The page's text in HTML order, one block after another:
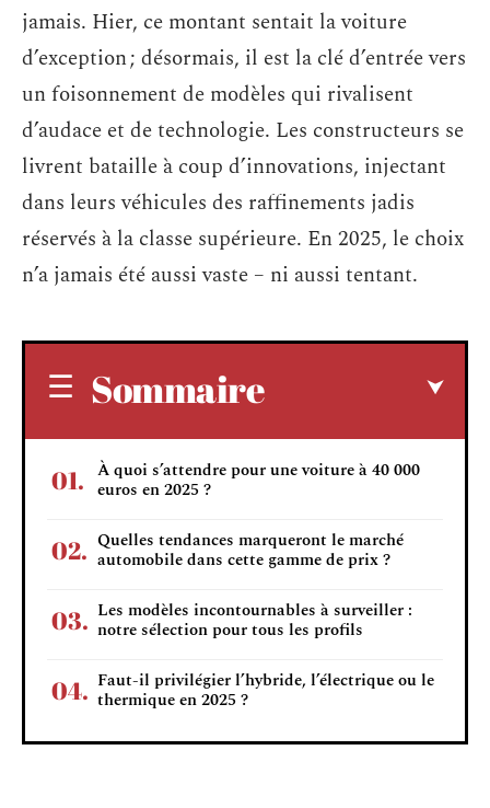
jamais. Hier, ce montant sentait la voiture
d’exception ; désormais, il est la clé d’entrée vers
un foisonnement de modèles qui rivalisent
d’audace et de technologie. Les constructeurs se
livrent bataille à coup d’innovations, injectant
dans leurs véhicules des raffinements jadis
réservés à la classe supérieure. En 2025, le choix
n’a jamais été aussi vaste – ni aussi tentant.
Sommaire
À quoi s’attendre pour une voiture à 40 000
euros en 2025 ?
Quelles tendances marqueront le marché
automobile dans cette gamme de prix ?
Les modèles incontournables à surveiller :
notre sélection pour tous les profils
Faut-il privilégier l’hybride, l’électrique ou le
thermique en 2025 ?